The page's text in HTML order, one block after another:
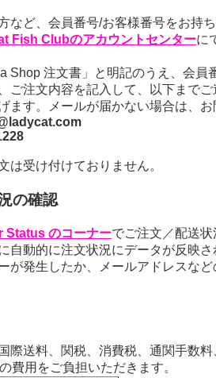
など、会員番号/お客様番号をお持
Fish Clubのアカウントセンターに
Shop 注文書」と明記のうえ、会
ご注文内容を記入して、以下まで
ます。メールが届かない場合は、
は受け付けておりません。
の確認
Status のコーナーでご注文／配送
自動的に注文状況にデータが反映
が発生したか、メールアドレスな
際送料、関税、消費税、通関手数
費用をご負担いただきます。